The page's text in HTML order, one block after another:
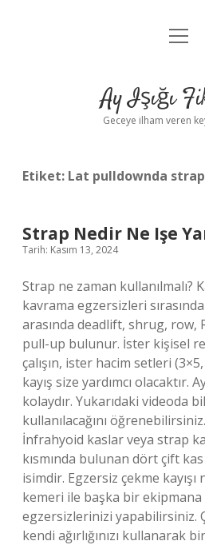
Anasayfa
Yasal
Ay Işığı
Geceye ilham veren
Etiket: Lat pulldownda strap
Strap Nedir Ne Işe
Tarih: Kasım 13, 2024
Strap ne zaman kullanılmalı?
kavrama egzersizleri
arasında deadlift, shrug, row,
pull-up bulunur. İster kişisel
çalışın, ister hacim setleri
kayış size yardımcı olacaktır.
kolaydır. Yukarıdaki videoda
kullanılacağını
İnfrahyoid kaslar veya strap
kısmında bulunan dört çift
isimdir. Egzersiz çekme kayışı
kemeri ile başka bir
egzersizlerinizi yapabilirsiniz.
kendi ağırlığınızı kullanarak